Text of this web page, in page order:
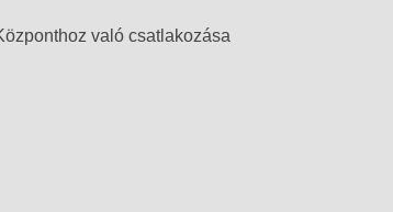
való csatlakozása